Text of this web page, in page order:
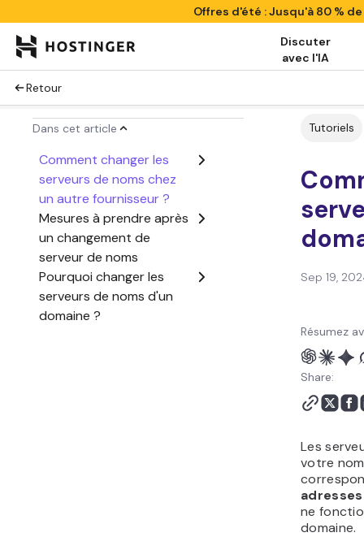
Offres d'été : Jusqu'à 80 %
Discuter
avec l'IA
Retour
Dans cet article
Comment changer les
serveurs de noms chez
un autre fournisseur ?
Mesures à prendre après
un changement de
serveur de noms
Pourquoi changer les
serveurs de noms d'un
domaine ?
Tutoriels
Sep 19,
Résumez
Share:
Les
votre
adresses
ne
domaine.